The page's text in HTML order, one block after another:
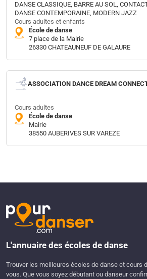
DANSE CLASSIQUE, BARRE AU SOL,
DANSE CONTEMPORAINE, MODERN JAZZ
Cours adultes et enfants
École de danse
7 place de la Mairie
26330 CHATEAUNEUF DE GALAURE
ASSOCIATION DANCE DREAM
Cours adultes
École de danse
Mairie
38550 AUBERIVES SUR VAREZE
L'annuaire des écoles de danse
Trouver les meilleures écoles de danse et cours
vous. Que vous soyez débutant ou danseur